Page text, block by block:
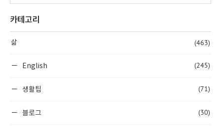
카테고리
삶 (463)
English (245)
생활팁 (71)
블로그 (30)